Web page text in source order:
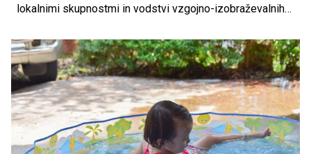
lokalnimi skupnostmi in vodstvi vzgojno-izobraževalnih
so sporočili z ministrstva. Predstavnike naštetih so
prosili, da po svojih najboljših močeh poskrbijo za varstvo
otrok in poiščejo nadomestne prostore.